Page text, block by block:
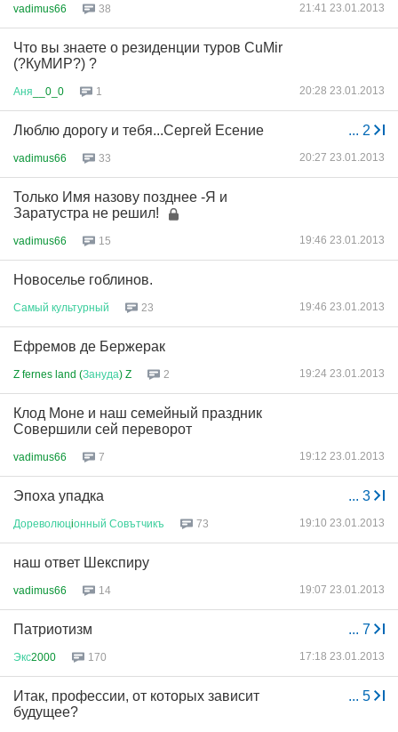
vadimus66 38 21:41 23.01.2013
Что вы знаете о резиденции туров CuMir
(?КуМИР?) ?
Аня __0_0 1 20:28 23.01.2013
... 2
Люблю дорогу и тебя...Сергей Есение
vadimus66 33 20:27 23.01.2013
Только Имя назову позднее -Я и
Заратустра не решил!
vadimus66 15 19:46 23.01.2013
Новоселье гоблинов.
Самый культурный 23 19:46 23.01.2013
Ефремов де Бержерак
Z fernes land (Зануда) Z 2 19:24 23.01.2013
Клод Моне и наш семейный праздник
Совершили сей переворот
vadimus66 7 19:12 23.01.2013
... 3
Эпоха упадка
Дореволюцiонный Совътчикъ 73 19:10 23.01.2013
наш ответ Шекспиру
vadimus66 14 19:07 23.01.2013
... 7
Патриотизм
Экс2000 170 17:18 23.01.2013
... 5
Итак, профессии, от которых зависит
будущее?